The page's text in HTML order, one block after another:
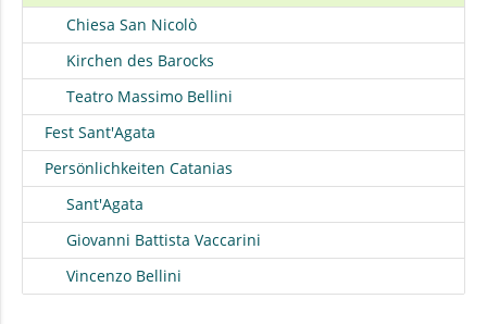
Chiesa San Nicolò
Kirchen des Barocks
Teatro Massimo Bellini
Fest Sant'Agata
Persönlichkeiten Catanias
Sant'Agata
Giovanni Battista Vaccarini
Vincenzo Bellini